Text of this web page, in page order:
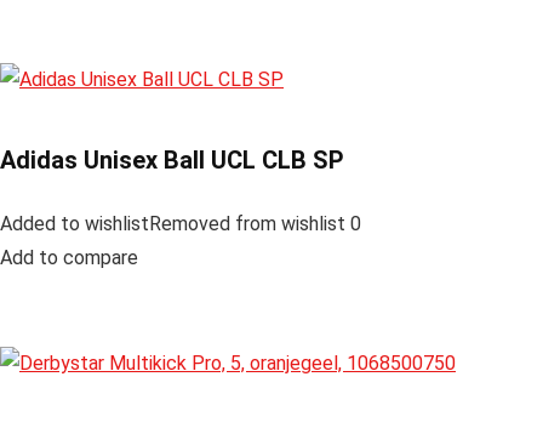
Adidas Unisex Ball UCL CLB SP
Added to wishlistRemoved from wishlist 0
Add to compare